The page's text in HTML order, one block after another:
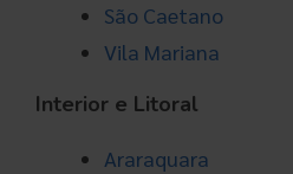
São Caetano
Vila Mariana
Interior e Litoral
Araraquara